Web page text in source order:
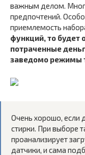
важным делом.
предпочтений.
приемлемость
функций, то будет
потраченные
заведомо режимы
Очень хорошо, если
стирки. При выборе
проанализирует
датчики, и сама